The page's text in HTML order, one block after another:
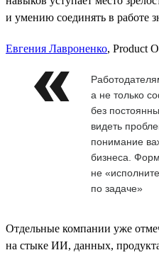
и умению соединять в работе
Евгения Лавроненко, Product
а не только
без
видеть
понимание
бизнеса.
не
по задаче»
Отдельные компании уже
на стыке ИИ, данных,